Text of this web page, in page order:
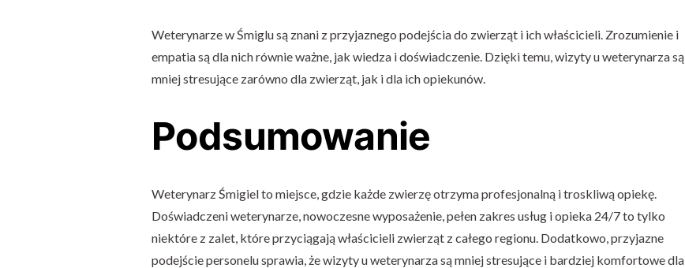
Weterynarze w Śmiglu są znani z przyjaznego podejścia do zwierząt i ich właścicieli. Zrozumienie i
empatia są dla nich równie ważne, jak wiedza i doświadczenie. Dzięki temu, wizyty u weterynarza są
mniej stresujące zarówno dla zwierząt, jak i dla ich opiekunów.
Podsumowanie
Weterynarz Śmigiel to miejsce, gdzie każde zwierzę otrzyma profesjonalną i troskliwą opiekę.
Doświadczeni weterynarze, nowoczesne wyposażenie, pełen zakres usług i opieka 24/7 to tylko
niektóre z zalet, które przyciągają właścicieli zwierząt z całego regionu. Dodatkowo, przyjazne
podejście personelu sprawia, że wizyty u weterynarza są mniej stresujące i bardziej komfortowe dla